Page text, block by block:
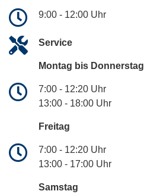
9:00 - 12:00 Uhr
Service
Montag bis Donnerstag
7:00 - 12:20 Uhr
13:00 - 18:00 Uhr
Freitag
7:00 - 12:20 Uhr
13:00 - 17:00 Uhr
Samstag